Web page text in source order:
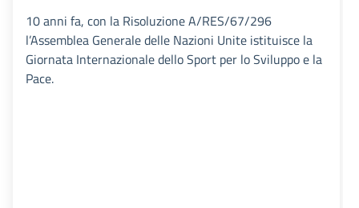
10 anni fa, con la Risoluzione A/RES/67/296
l’Assemblea Generale delle Nazioni Unite istituisce la
Giornata Internazionale dello Sport per lo Sviluppo e la
Pace.